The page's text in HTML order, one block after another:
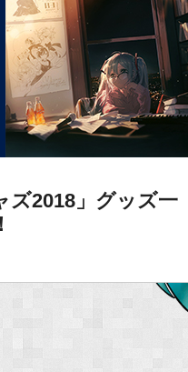
ズ2018」グッズ一